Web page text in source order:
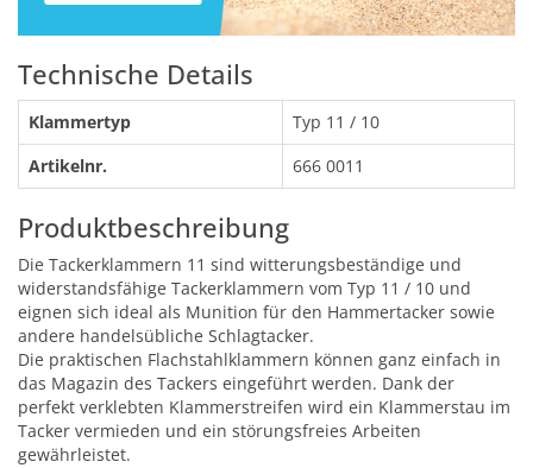
Technische Details
Klammertyp
Typ 11 / 10
Artikelnr.
666 0011
Produktbeschreibung
Die Tackerklammern 11 sind witterungsbeständige und
widerstandsfähige Tackerklammern vom Typ 11 / 10 und
eignen sich ideal als Munition für den Hammertacker sowie
andere handelsübliche Schlagtacker.
Die praktischen Flachstahlklammern können ganz einfach in
das Magazin des Tackers eingeführt werden. Dank der
perfekt verklebten Klammerstreifen wird ein Klammerstau im
Tacker vermieden und ein störungsfreies Arbeiten
gewährleistet.